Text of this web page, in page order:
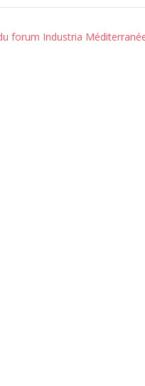
forum Industria